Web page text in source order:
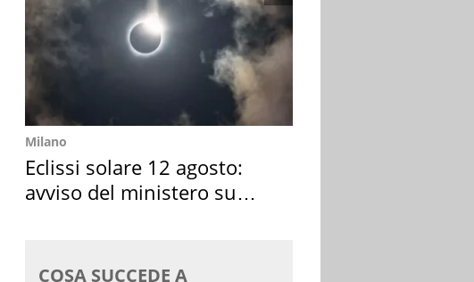
Milano
Eclissi solare 12 agosto:
avviso del ministero su